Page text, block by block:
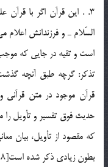
3. . اين قرآن اگر با
است و تقيه در جايي كه موجب
تذكر: گرچه طبق آنچه
قرآن موجود در متن قرآني
كه مقصود از تأويل، بيان